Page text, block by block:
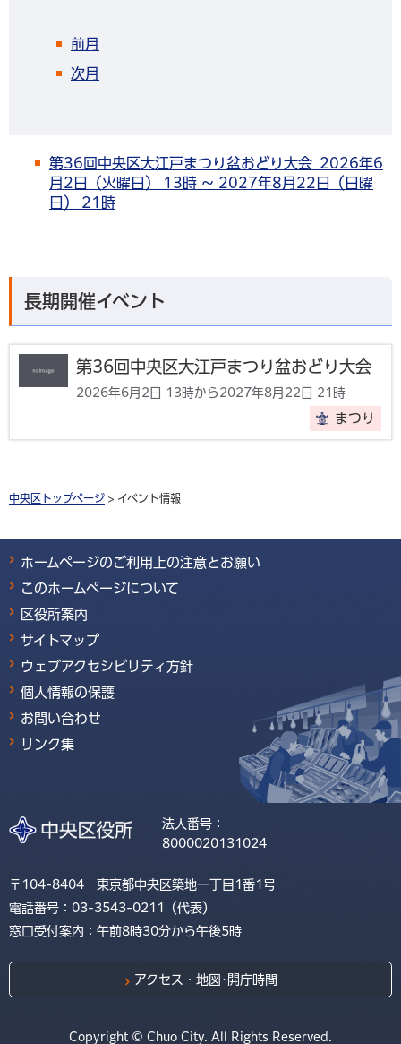
前月
次月
第36回中央区大江戸まつり盆おどり大会 2026年6
月2日（火曜日） 13時 ～ 2027年8月22日（日曜
日） 21時
長期開催イベント
第36回中央区大江戸まつり盆おどり大会
2026年6月2日 13時から2027年8月22日 21時
まつり
中央区トップページ > イベント情報
ホームページのご利用上の注意とお願い
このホームページについて
区役所案内
サイトマップ
ウェブアクセシビリティ方針
個人情報の保護
お問い合わせ
リンク集
法人番号：
8000020131024
〒104-8404 東京都中央区築地一丁目1番1号
電話番号：03-3543-0211（代表）
窓口受付案内：午前8時30分から午後5時
アクセス・地図･開庁時間
Copyright © Chuo City. All Rights Reserved.